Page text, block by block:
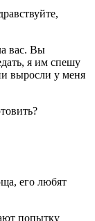
вас. Вы
я им спешу
выросли у меня
его любят
попытку